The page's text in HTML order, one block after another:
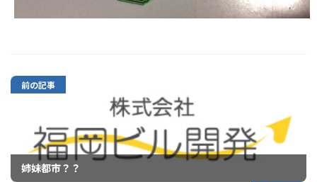
前の記事
姉妹都市？？